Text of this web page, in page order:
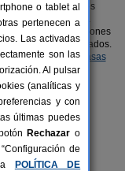
valoradas por los
instalaciones, por la
las opiniones
mejor valorados.
sección deCasas
o tablet al
pertenecen a
Las activadas
son las
Al pulsar
(analíticas y
y con
últimas puedes
Rechazar o
de
POLÍTICA DE